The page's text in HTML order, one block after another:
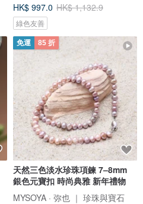
HK$ 997.0 HK$ 1,132.9
綠色友善
免運 85 折
天然三色淡水珍珠項鍊 7–8mm
銀色元寶扣 時尚典雅 新年禮物
MYSOYA · 弥也 ｜ 珍珠與寶石